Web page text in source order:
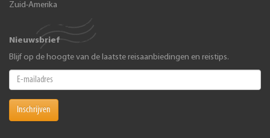
Zuid-Amerika
Nieuwsbrief
Blijf op de hoogte van de laatste reisaanbiedingen en reistips.
Inschrijven